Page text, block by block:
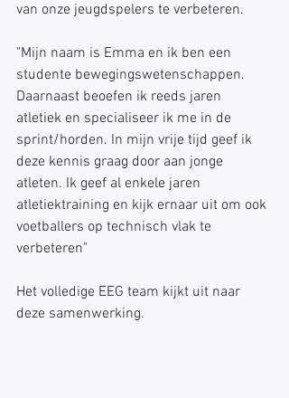
van onze jeugdspelers te verbeteren.
"Mijn naam is Emma en ik ben een
studente bewegingswetenschappen.
Daarnaast beoefen ik reeds jaren
atletiek en specialiseer ik me in de
sprint/horden. In mijn vrije tijd geef ik
deze kennis graag door aan jonge
atleten. Ik geef al enkele jaren
atletiektraining en kijk ernaar uit om ook
voetballers op technisch vlak te
verbeteren"
Het volledige EEG team kijkt uit naar
deze samenwerking.